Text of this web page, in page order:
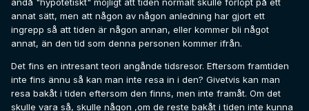
ändå "hypotetiskt" möjligt att tiden normalt skulle förlöpt på ett
annat sätt, men att någon av någon anledning har gjort ett
ingrepp så att tiden är någon annan, eller kommer bli något
annat, än den tid som denna personen kommer ifrån.
Det fins en intresant teori angånde tidsresor. Eftersom framtiden
inte fins ännu så kan man inte resa in i den? Givetvis kan man
resa bakåt i tiden eftersom den finns, men inte framåt. Om det
skulle vara så, skulle någon ,om de reste bakåt i tiden inte kunna